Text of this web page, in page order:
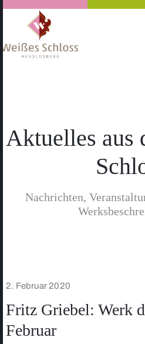
Aktuelles aus
Nachrichten,
2. Februar 2020
Fritz Griebel: Werk
Februar